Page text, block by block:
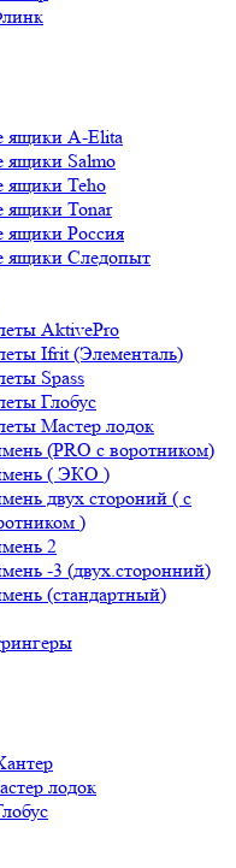
ящики A-Elita
ящики Salmo
ящики Teho
ящики Tonar
ящики Россия
ящики Следопыт
AktivePro
Ifrit (Элементаль)
Spass
Глобус
Мастер лодок
(PRO c воротником)
( ЭКО )
двух стороний ( с
)
2
-3 (двух.сторонний)
(стандартный)
лодок